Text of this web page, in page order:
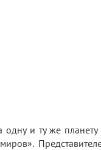
и ту же